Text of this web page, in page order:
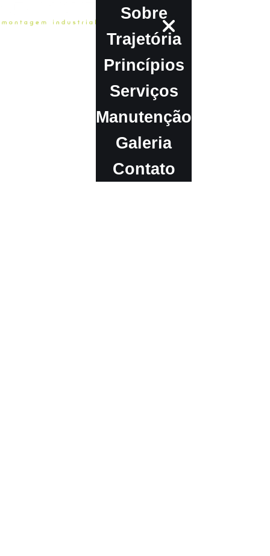
SobrePrincípiosServiços
Sobre
Trajetória
Princípios
Serviços
Manutenção
Galeria
Contato